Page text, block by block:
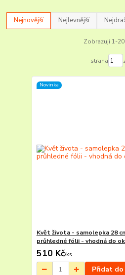
Nejnovější Nejlevnější
Zobrazuji 1-
strana
Novinka
Květ života - samolepka 28
průhledné fólii - vhodná do
510 Kč/ks
Přidat do